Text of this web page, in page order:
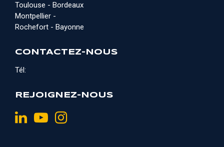
Toulouse - Bordeaux
Montpellier -
Rochefort - Bayonne
CONTACTEZ-NOUS
Tél:
REJOIGNEZ-NOUS